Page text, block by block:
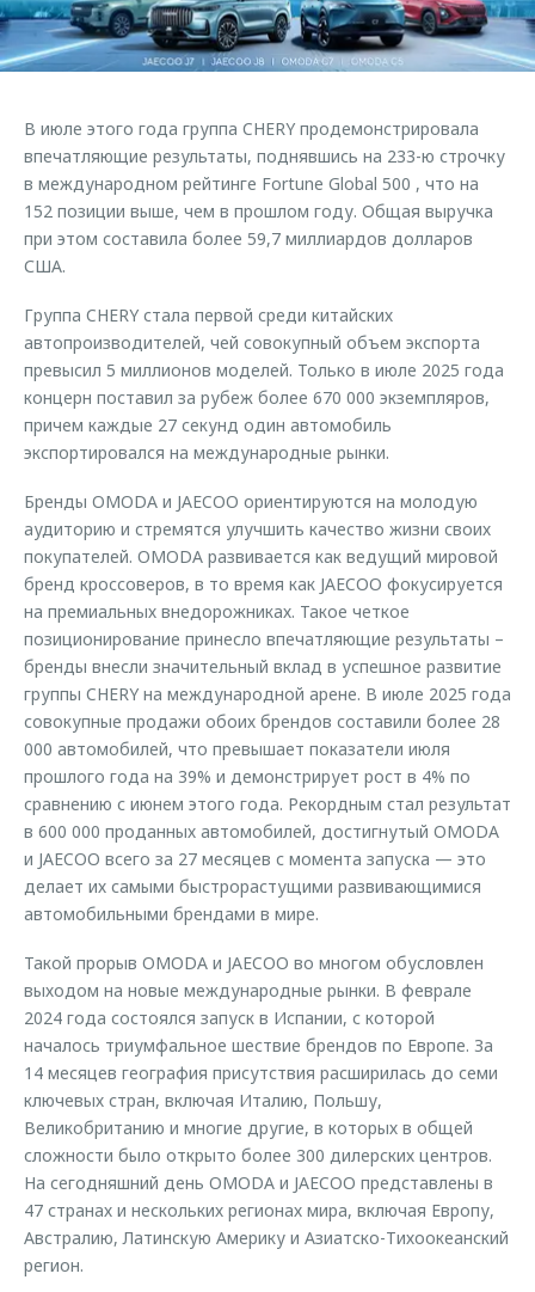
Страхование
Кредитный калькулятор
Оригинальные аксессуары
Запчасти
Трейд-ин
Калькулятор трейд-ин
Клиентская поддержка
O&J Автоклуб
Аксессуары
Одежда и сувениры
Оригинальные аксессуары
Запчасти
Обратная связь
В июле этого года группа CHERY продемонстрировала
впечатляющие результаты, поднявшись на 233-ю строчку
в международном рейтинге Fortune Global 500 , что на
152 позиции выше, чем в прошлом году. Общая выручка
при этом составила более 59,7 миллиардов долларов
США.
Группа CHERY стала первой среди китайских
автопроизводителей, чей совокупный объем экспорта
превысил 5 миллионов моделей. Только в июле 2025 года
концерн поставил за рубеж более 670 000 экземпляров,
причем каждые 27 секунд один автомобиль
экспортировался на международные рынки.
Бренды OMODA и JAECOO ориентируются на молодую
аудиторию и стремятся улучшить качество жизни своих
покупателей. OMODA развивается как ведущий мировой
бренд кроссоверов, в то время как JAECOO фокусируется
на премиальных внедорожниках. Такое четкое
позиционирование принесло впечатляющие результаты –
бренды внесли значительный вклад в успешное развитие
группы CHERY на международной арене. В июле 2025 года
совокупные продажи обоих брендов составили более 28
000 автомобилей, что превышает показатели июля
прошлого года на 39% и демонстрирует рост в 4% по
сравнению с июнем этого года. Рекордным стал результат
в 600 000 проданных автомобилей, достигнутый OMODA
и JAECOO всего за 27 месяцев с момента запуска — это
делает их самыми быстрорастущими развивающимися
автомобильными брендами в мире.
Такой прорыв OMODA и JAECOO во многом обусловлен
выходом на новые международные рынки. В феврале
2024 года состоялся запуск в Испании, с которой
началось триумфальное шествие брендов по Европе. За
14 месяцев география присутствия расширилась до семи
ключевых стран, включая Италию, Польшу,
Великобританию и многие другие, в которых в общей
сложности было открыто более 300 дилерских центров.
На сегодняшний день OMODA и JAECOO представлены в
47 странах и нескольких регионах мира, включая Европу,
Австралию, Латинскую Америку и Азиатско-Тихоокеанский
регион.